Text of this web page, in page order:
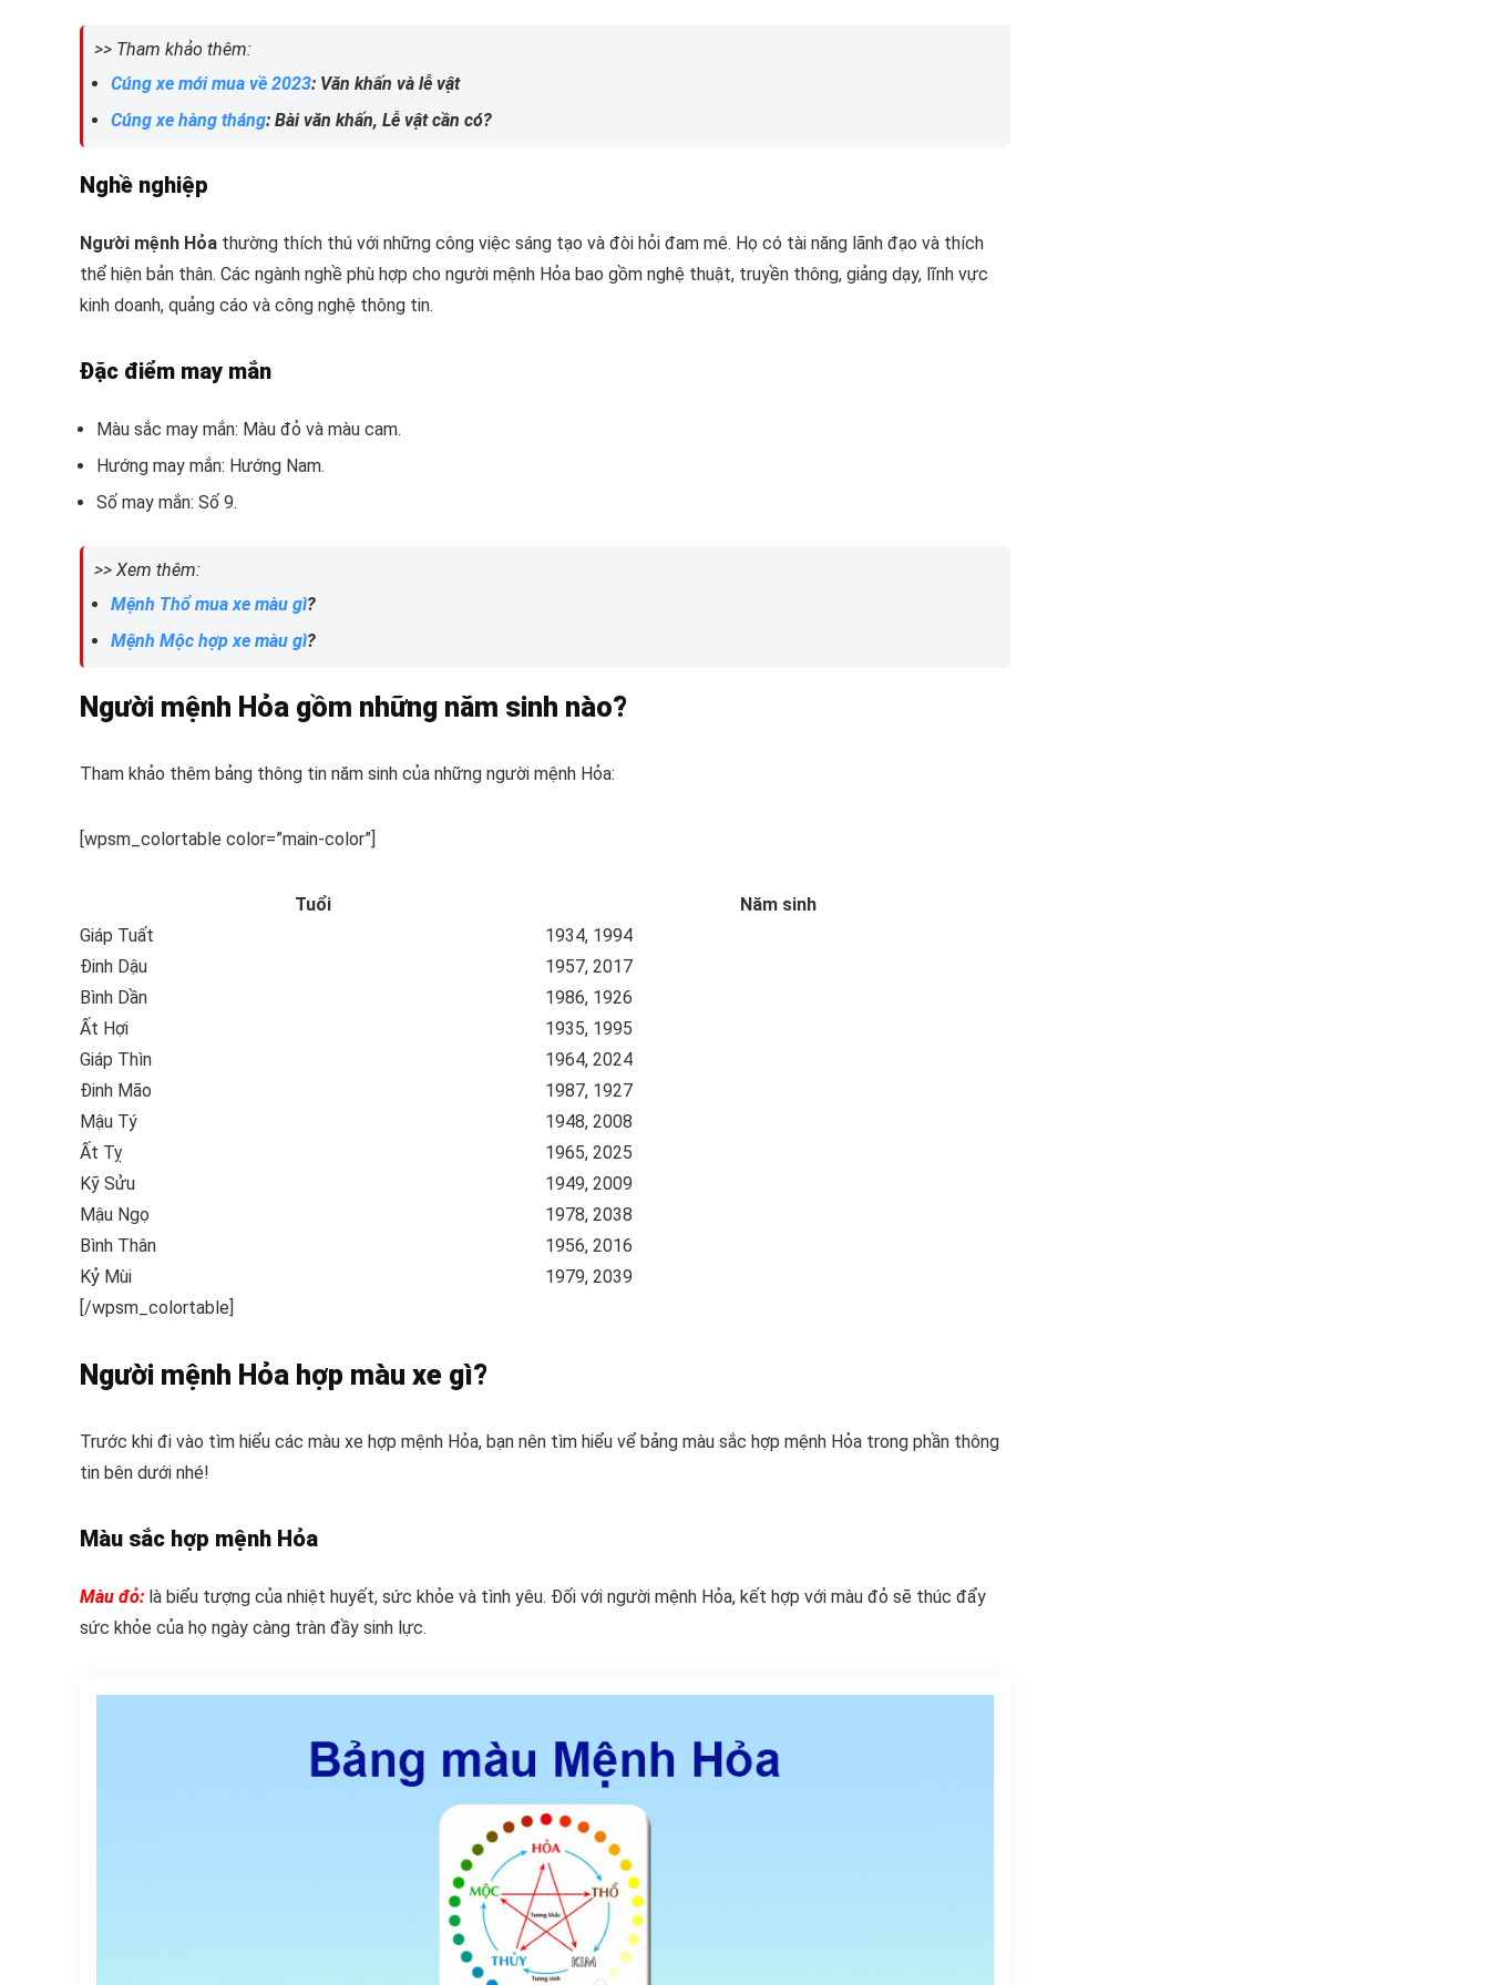
>> Tham khảo thêm:
Cúng xe mới mua về 2023: Văn khấn và lễ vật
Cúng xe hàng tháng: Bài văn khấn, Lễ vật cần có?
Nghề nghiệp
Người mệnh Hỏa thường thích thú với những công việc sáng tạo và đòi hỏi đam mê. Họ có tài năng lãnh đạo và thích
thể hiện bản thân. Các ngành nghề phù hợp cho người mệnh Hỏa bao gồm nghệ thuật, truyền thông, giảng dạy, lĩnh vực
kinh doanh, quảng cáo và công nghệ thông tin.
Đặc điểm may mắn
Màu sắc may mắn: Màu đỏ và màu cam.
Hướng may mắn: Hướng Nam.
Số may mắn: Số 9.
>> Xem thêm:
Mệnh Thổ mua xe màu gì?
Mệnh Mộc hợp xe màu gì?
Người mệnh Hỏa gồm những năm sinh nào?
Tham khảo thêm bảng thông tin năm sinh của những người mệnh Hỏa:
[wpsm_colortable color=”main-color”]
Tuổi
Năm sinh
Giáp Tuất
1934, 1994
Đinh Dậu
1957, 2017
Bình Dần
1986, 1926
Ất Hợi
1935, 1995
Giáp Thìn
1964, 2024
Đinh Mão
1987, 1927
Mậu Tý
1948, 2008
Ất Tỵ
1965, 2025
Kỹ Sửu
1949, 2009
Mậu Ngọ
1978, 2038
Bình Thân
1956, 2016
Kỷ Mùi
1979, 2039
[/wpsm_colortable]
Người mệnh Hỏa hợp màu xe gì?
Trước khi đi vào tìm hiểu các màu xe hợp mệnh Hỏa, bạn nên tìm hiểu vể bảng màu sắc hợp mệnh Hỏa trong phần thông
tin bên dưới nhé!
Màu sắc hợp mệnh Hỏa
Màu đỏ: là biểu tượng của nhiệt huyết, sức khỏe và tình yêu. Đối với người mệnh Hỏa, kết hợp với màu đỏ sẽ thúc đẩy
sức khỏe của họ ngày càng tràn đầy sinh lực.